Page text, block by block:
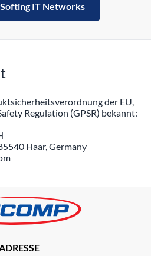
IT Networks
der EU,
Regulation (GPSR) bekannt:
Haar, Germany